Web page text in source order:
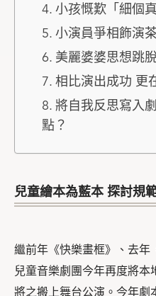
小孩慨歎「細個
小演員爭相飾演
美麗婆婆思想跳
相比演出成功 更
將自我反思寫入
點？
兒童繪本為藍本 探討規
繼前年《快樂畫框》、去年
兒童音樂劇團今年再度將本
將之搬上舞台公演。今年劇